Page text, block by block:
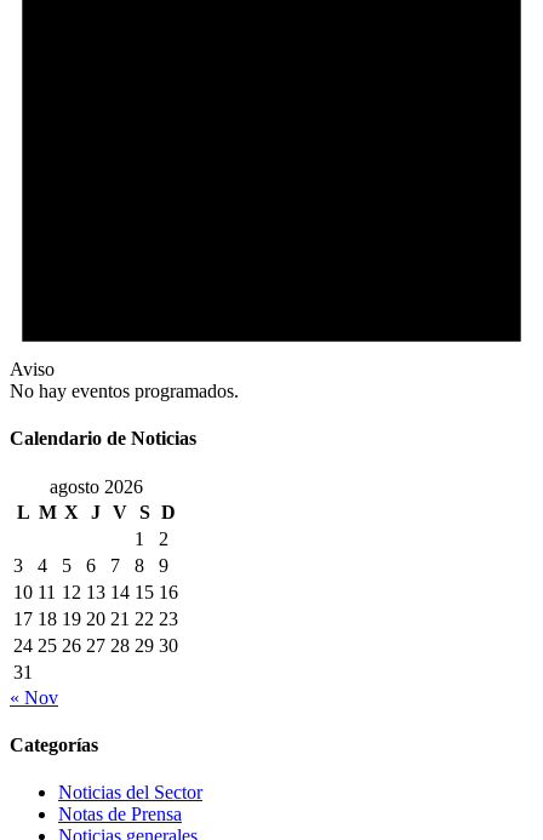
Aviso
No hay eventos programados.
Calendario de Noticias
agosto 2026
L M X J V S D
1
2
3
4 5 6 7 8
9
10 11 12 13 14 15 16
17 18 19 20 21 22 23
24 25 26 27 28 29 30
31
« Nov
Categorías
Noticias del Sector
Notas de Prensa